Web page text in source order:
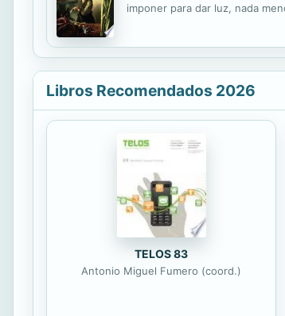
imponer para dar luz, nada
Libros Recomendados 2026
TELOS 83
Antonio Miguel Fumero (coord.)